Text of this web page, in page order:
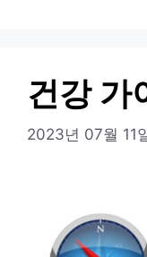
건강 가
2023년 07월 11